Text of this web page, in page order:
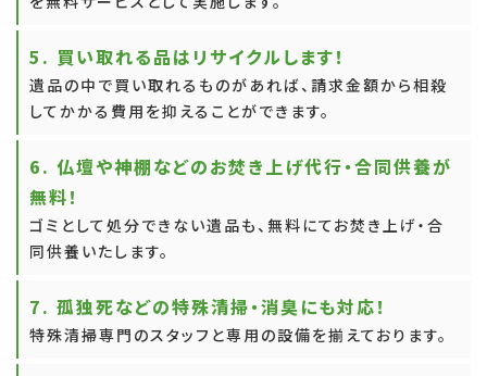
5. 買い取れる品はリサイクルします！
遺品の中で買い取れるものがあれば、請求金額から相殺
してかかる費用を抑えることができます。
6. 仏壇や神棚などのお焚き上げ代行・合同供養が
無料！
ゴミとして処分できない遺品も、無料にてお焚き上げ・合
同供養いたします。
7. 孤独死などの特殊清掃・消臭にも対応！
特殊清掃専門のスタッフと専用の設備を揃えております。